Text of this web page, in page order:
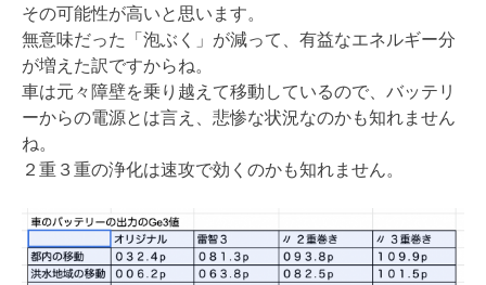
その可能性が高いと思います。
無意味だった「泡ぶく」が減って、有益なエネルギー分
が増えた訳ですからね。
車は元々障壁を乗り越えて移動しているので、バッテリ
ーからの電源とは言え、悲惨な状況なのかも知れません
ね。
２重３重の浄化は速攻で効くのかも知れません。